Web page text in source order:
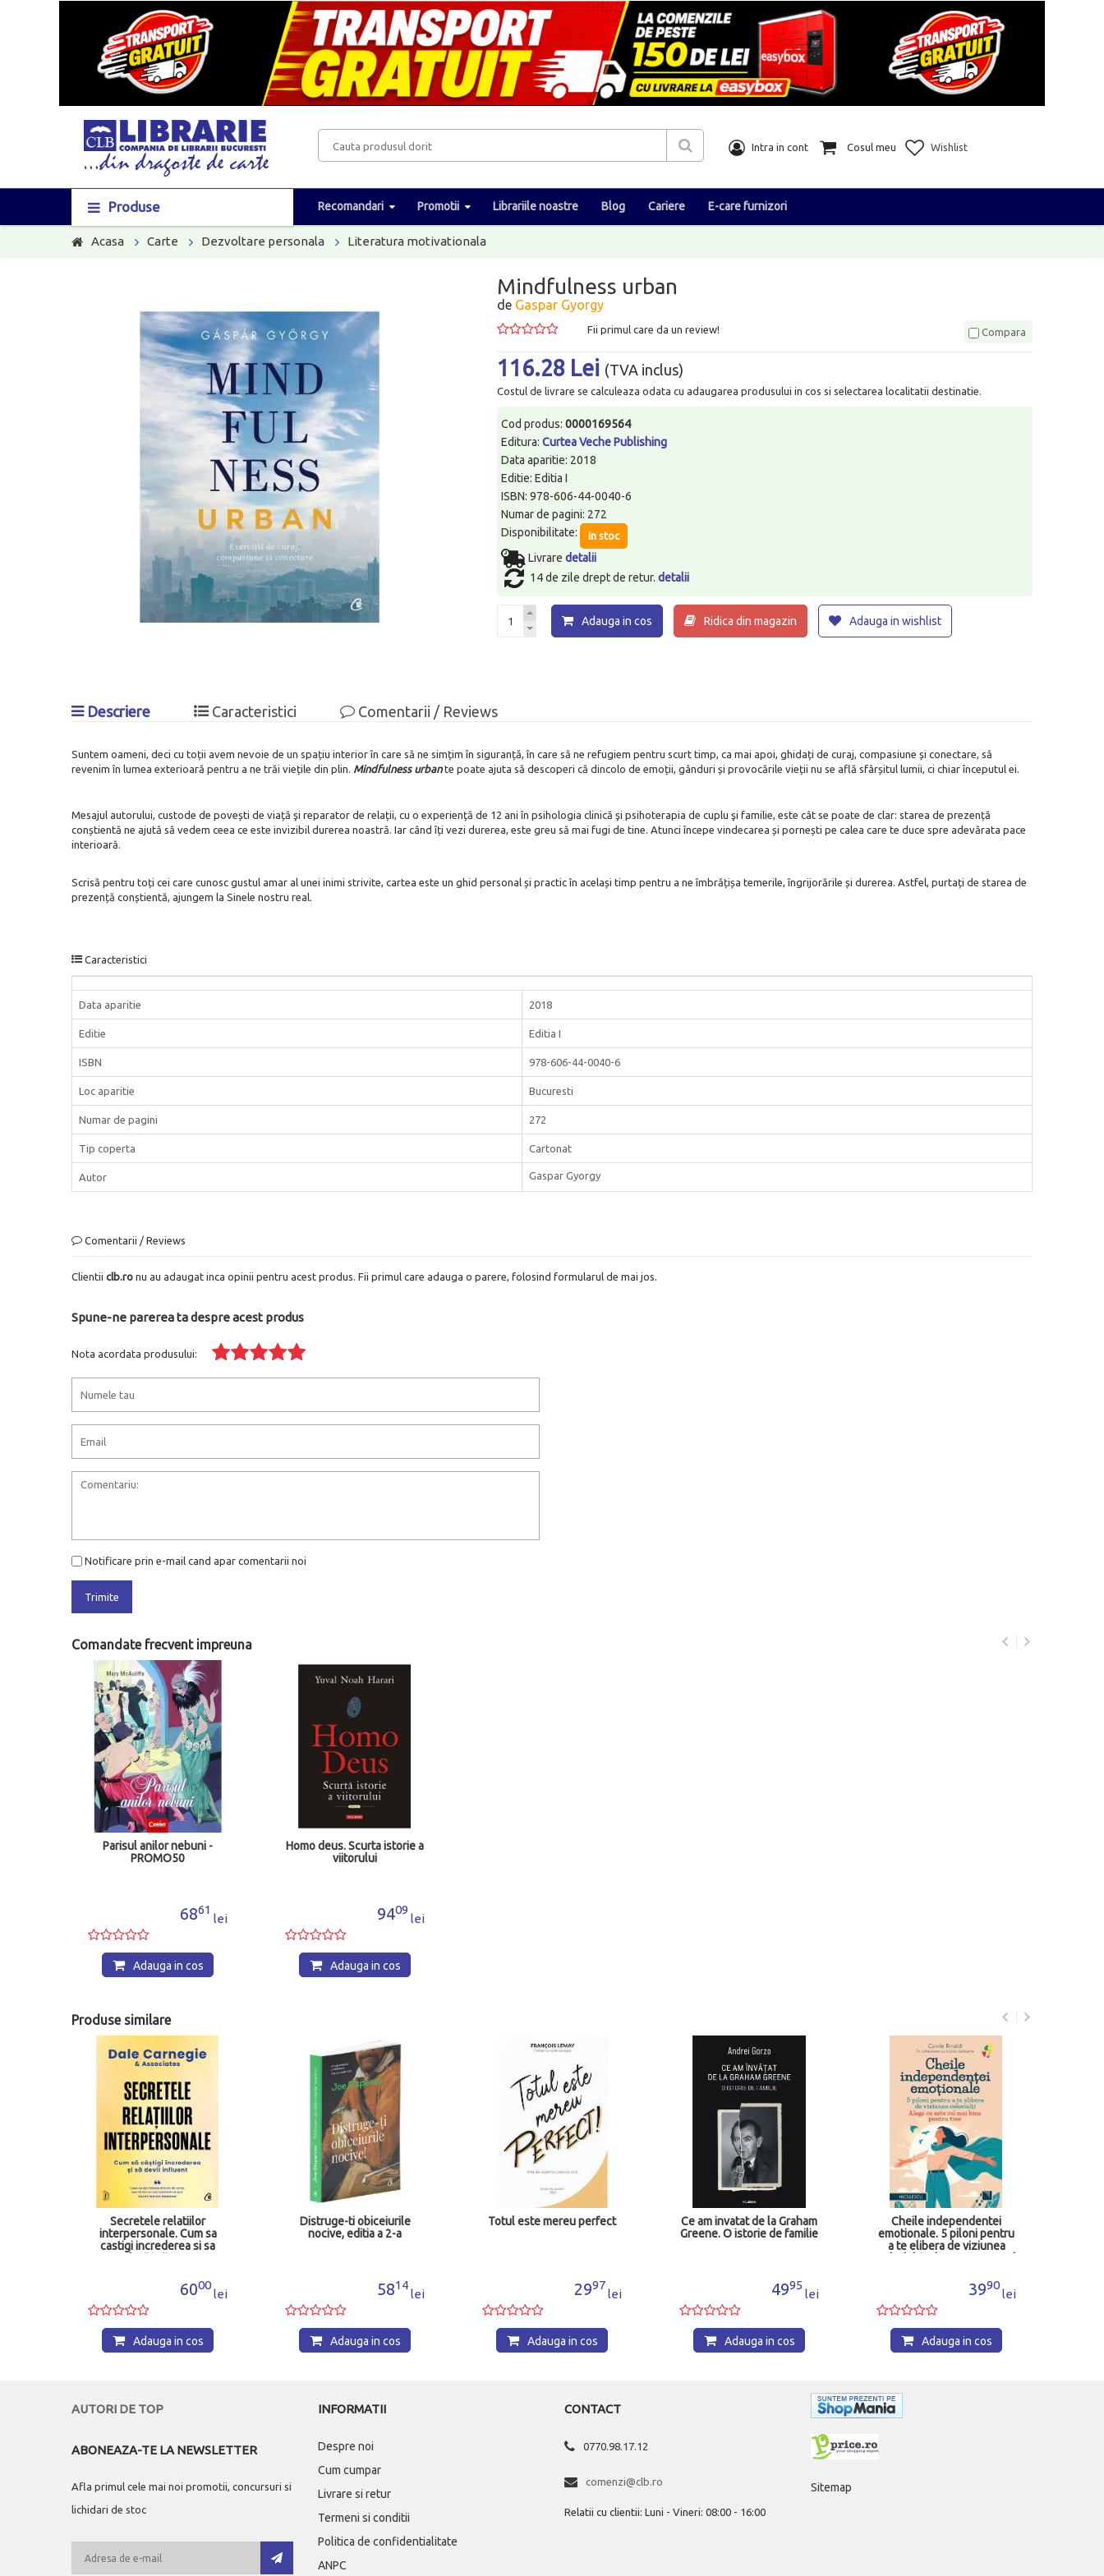
Intra in cont Cosul meu Wishlist
Produse Recomandari Promotii Librariile noastre Blog Cariere E-care furnizori
Acasa Carte Dezvoltare personala Literatura motivationala
Mindfulness urban
de Gaspar Gyorgy
Fii primul care da un review! Compara
116.28 Lei (TVA inclus)
Costul de livrare se calculeaza odata cu adaugarea produsului in cos si selectarea localitatii destinatie.
Cod produs:0000169564
Editura:Curtea Veche Publishing
Data aparitie: 2018
Editie: Editia I
ISBN: 978-606-44-0040-6
Numar de pagini: 272
Disponibilitate:
In stoc
Livraredetalii
14 de zile drept de retur.detalii
Adauga in cos Ridica din magazin Adauga in wishlist
Descriere Caracteristici Comentarii / Reviews
Suntem oameni, deci cu toții avem nevoie de un spațiu interior în care să ne simțim în siguranță, în care să ne refugiem pentru scurt timp, ca mai apoi, ghidați de curaj, compasiune și conectare, să
revenim în lumea exterioară pentru a ne trăi viețile din plin. Mindfulness urbante poate ajuta să descoperi că dincolo de emoții, gânduri și provocările vieții nu se află sfârșitul lumii, ci chiar începutul ei.
Mesajul autorului, custode de povești de viață şi reparator de relații, cu o experiență de 12 ani în psihologia clinică şi psihoterapia de cuplu şi familie, este cât se poate de clar: starea de prezență
conștientă ne ajută să vedem ceea ce este invizibil durerea noastră. Iar când îți vezi durerea, este greu să mai fugi de tine. Atunci începe vindecarea și pornești pe calea care te duce spre adevărata pace
interioară.
Scrisă pentru toți cei care cunosc gustul amar al unei inimi strivite, cartea este un ghid personal și practic în același timp pentru a ne îmbrățișa temerile, îngrijorările și durerea. Astfel, purtați de starea de
prezență conștientă, ajungem la Sinele nostru real.
Caracteristici
Data aparitie 2018
Editie Editia I
ISBN 978-606-44-0040-6
Loc aparitie Bucuresti
Numar de pagini 272
Tip coperta Cartonat
Autor Gaspar Gyorgy
Comentarii / Reviews
Clientii clb.ro nu au adaugat inca opinii pentru acest produs. Fii primul care adauga o parere, folosind formularul de mai jos.
Spune-ne parerea ta despre acest produs
Nota acordata produsului:
Notificare prin e-mail cand apar comentarii noi
Trimite
Comandate frecvent impreuna
Parisul anilor nebuni -
PROMO50
6861
lei
Adauga in cos
Homo deus. Scurta istorie a
viitorului
9409
lei
Adauga in cos
Produse similare
Cum sa
increderea si sa
Distruge-ti obiceiurile
nocive, editia a 2-a
Totul este mereu perfect
Ce am invatat de la Graham
Greene. O istorie de familie
Cheile independentei
emotionale. 5 piloni pentru
a te elibera de viziunea
Tu esti Protagonistul!
in cos
AUTORI DE TOP
ABONEAZA-TE LA NEWSLETTER
Afla primul cele mai noi promotii, concursuri si
lichidari de stoc
INFORMATII
Despre noi
Cum cumpar
Livrare si retur
Termeni si conditii
Politica de confidentialitate
ANPC
CONTACT
0770.98.17.12
comenzi@clb.ro
Relatii cu clientii: Luni - Vineri: 08:00 - 16:00
Sitemap